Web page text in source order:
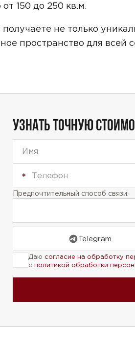
150 до 250 кв.м.
не только
пространство для всей
УЗНАТЬ ТОЧНУЮ
Предпочтительный способ связи:
Telegram
Даю согласие на обработку
с политикой обработки